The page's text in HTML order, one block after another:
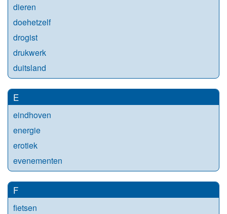
dieren
doehetzelf
drogist
drukwerk
duitsland
E
eindhoven
energie
erotiek
evenementen
F
fietsen